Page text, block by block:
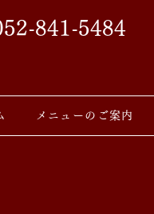
841-5484
メニューのご案内